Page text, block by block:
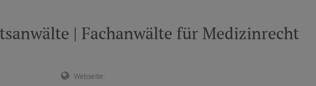
| Fachanwälte für Medizinrecht
Webseite: